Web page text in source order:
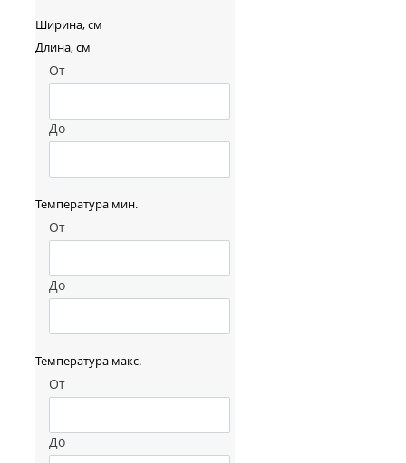
Ширина, см
Длина, см
От
До
Температура мин.
От
До
Температура макс.
От
До